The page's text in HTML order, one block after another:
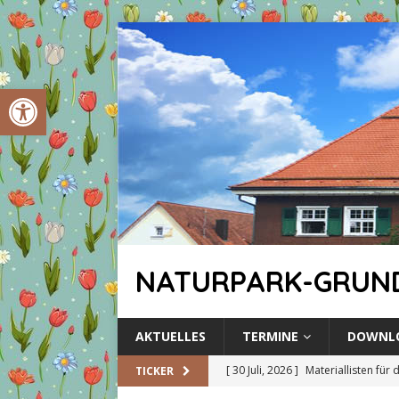
Werkzeugleiste öffnen
NATURPARK-
AKTUELLES TERMINE
TICKER [ 30 Juli, 2026 ] Materiallisten für